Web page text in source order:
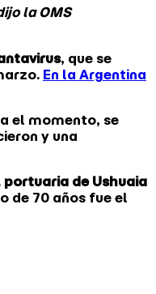
la OMS
, que se
En la Argentina
el momento, se
y una
de Ushuaia
de 70 años fue el